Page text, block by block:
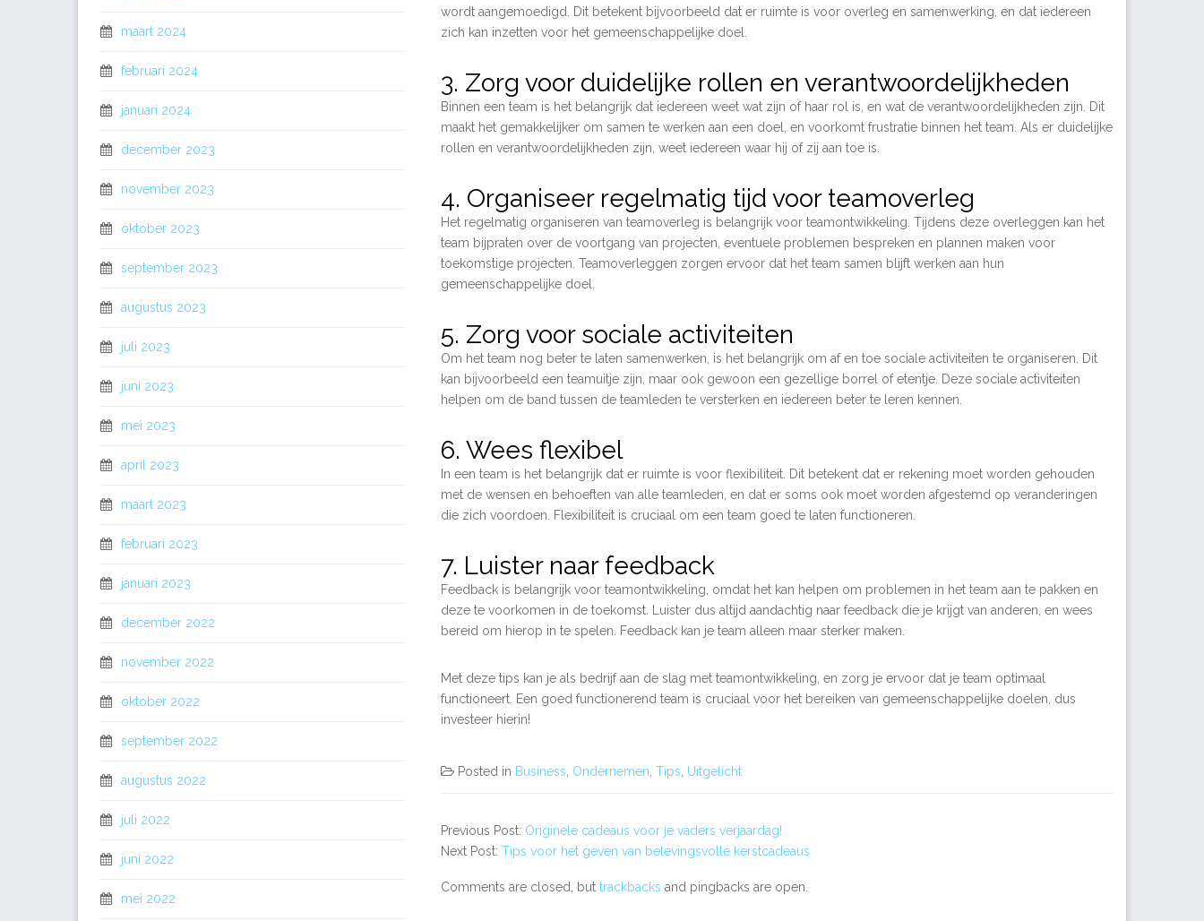
maart 2024
februari 2024
januari 2024
december 2023
november 2023
oktober 2023
september 2023
augustus 2023
juli 2023
juni 2023
mei 2023
april 2023
maart 2023
februari 2023
januari 2023
december 2022
november 2022
oktober 2022
september 2022
augustus 2022
juli 2022
juni 2022
mei 2022
wordt aangemoedigd. Dit betekent bijvoorbeeld dat er ruimte is voor overleg en samenwerking, en dat iedereen
zich kan inzetten voor het gemeenschappelijke doel.
3. Zorg voor duidelijke rollen en verantwoordelijkheden
Binnen een team is het belangrijk dat iedereen weet wat zijn of haar rol is, en wat de verantwoordelijkheden zijn. Dit
maakt het gemakkelijker om samen te werken aan een doel, en voorkomt frustratie binnen het team. Als er duidelijke
rollen en verantwoordelijkheden zijn, weet iedereen waar hij of zij aan toe is.
4. Organiseer regelmatig tijd voor teamoverleg
Het regelmatig organiseren van teamoverleg is belangrijk voor teamontwikkeling. Tijdens deze overleggen kan het
team bijpraten over de voortgang van projecten, eventuele problemen bespreken en plannen maken voor
toekomstige projecten. Teamoverleggen zorgen ervoor dat het team samen blijft werken aan hun
gemeenschappelijke doel.
5. Zorg voor sociale activiteiten
Om het team nog beter te laten samenwerken, is het belangrijk om af en toe sociale activiteiten te organiseren. Dit
kan bijvoorbeeld een teamuitje zijn, maar ook gewoon een gezellige borrel of etentje. Deze sociale activiteiten
helpen om de band tussen de teamleden te versterken en iedereen beter te leren kennen.
6. Wees flexibel
In een team is het belangrijk dat er ruimte is voor flexibiliteit. Dit betekent dat er rekening moet worden gehouden
met de wensen en behoeften van alle teamleden, en dat er soms ook moet worden afgestemd op veranderingen
die zich voordoen. Flexibiliteit is cruciaal om een team goed te laten functioneren.
7. Luister naar feedback
Feedback is belangrijk voor teamontwikkeling, omdat het kan helpen om problemen in het team aan te pakken en
deze te voorkomen in de toekomst. Luister dus altijd aandachtig naar feedback die je krijgt van anderen, en wees
bereid om hierop in te spelen. Feedback kan je team alleen maar sterker maken.
Met deze tips kan je als bedrijf aan de slag met teamontwikkeling, en zorg je ervoor dat je team optimaal
functioneert. Een goed functionerend team is cruciaal voor het bereiken van gemeenschappelijke doelen, dus
investeer hierin!
Posted in Business Ondernemen Tips Uitgelicht
Previous Post: Originele cadeaus voor je vaders verjaardag!
Next Post: Tips voor het geven van belevingsvolle kerstcadeaus
Comments are closed, but trackbacks and pingbacks are open.